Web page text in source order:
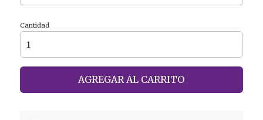
Cantidad
AGREGAR AL CARRITO